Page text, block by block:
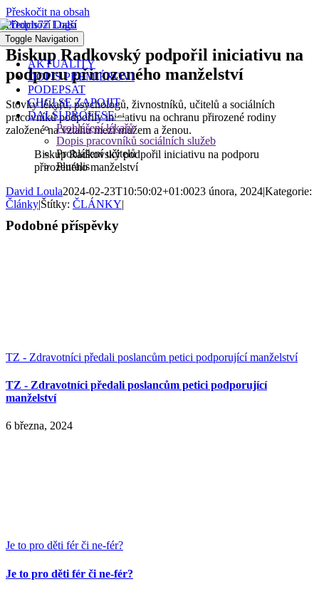
Přeskočit na obsah
Toggle Navigation
AKTUALITY
DOPIS PREMIÉROVI
PODEPSAT
CHCI SE ZAPOJIT
DALŠÍ PROFESE
Prohlášení lékařů
Dopis pracovníků sociálních služeb
Prohlášení učitelů
Pluralis
Předchozí Další
Biskup Radkovský podpořil iniciativu na
podporu přirozeného manželství
Stovky lékařů, psychologů, živnostníků, učitelů a sociálních
pracovníků podpořily iniciativu na ochranu přirozené rodiny
založené na vztahu mezi mužem a ženou.
Biskup Radkovský podpořil iniciativu na podporu
přirozeného manželství
David Loula2024-02-23T10:50:02+01:0023 února, 2024|Kategorie:
Články|Štítky: ČLÁNKY|
Podobné příspěvky
TZ - Zdravotníci předali poslancům petici podporující manželství
TZ - Zdravotníci předali poslancům petici podporující
manželství
6 března, 2024
Je to pro děti fér či ne-fér?
Je to pro děti fér či ne-fér?